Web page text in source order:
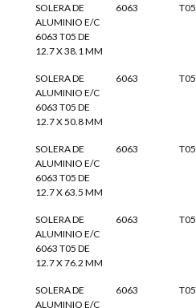
SOLERA DE
ALUMINIO E/C
6063 T05 DE
12.7 X 38.1 MM
6063 T05
SOLERA DE
ALUMINIO E/C
6063 T05 DE
12.7 X 50.8 MM
6063 T05
SOLERA DE
ALUMINIO E/C
6063 T05 DE
12.7 X 63.5 MM
6063 T05
SOLERA DE
ALUMINIO E/C
6063 T05 DE
12.7 X 76.2 MM
6063 T05
SOLERA DE
ALUMINIO E/C
6063 T05